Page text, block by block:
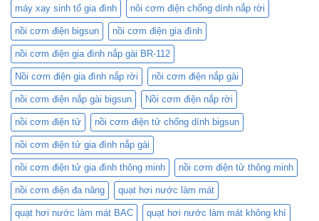
Cơm
Điện
Mini:
Lựa
Chọn
Nào
Phù
Hợp
Với
Bạn?
máy xay sinh tố gia đình nôi cơm điện chống dính nắp rời
nồi cơm điện bigsun nồi cơm điện gia đình
nồi cơm điện gia đình nắp gài BR-112
Nồi cơm điện gia đình nắp rời nồi cơm điện nắp gài
nồi cơm điện nắp gài bigsun Nồi cơm điện nắp rời
nồi cơm điện tử nồi cơm điện tử chống dính bigsun
nồi cơm điện tử gia đình nắp gài
nồi cơm điện tử gia đình thông minh nồi cơm điện tử thông minh
nồi cơm điện đa năng quạt hơi nước làm mát
quạt hơi nước làm mát BAC quạt hơi nước làm mát không khí